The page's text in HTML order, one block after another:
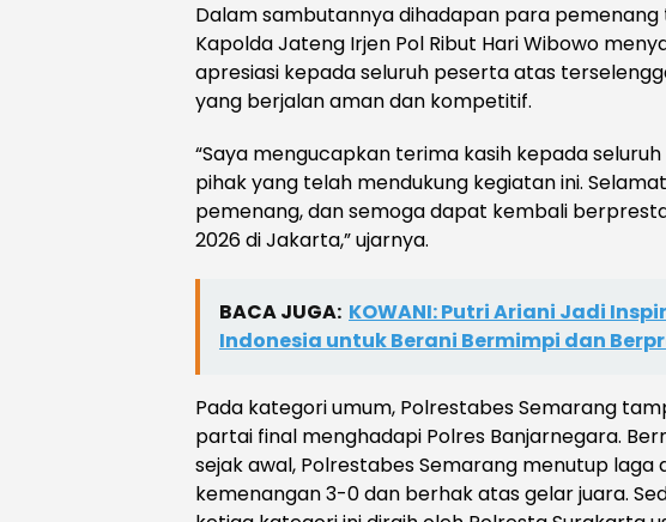
Dalam sambutannya dihadapan para pemenang
Kapolda Jateng Irjen Pol Ribut Hari Wibowo
apresiasi kepada seluruh peserta atas
yang berjalan aman dan kompetitif.
“Saya mengucapkan terima kasih kepada
pihak yang telah mendukung kegiatan ini.
pemenang, dan semoga dapat kembali
2026 di Jakarta,” ujarnya.
BACA JUGA: KOWANI: Putri Ariani Jadi
Indonesia untuk Berani Bermimpi dan
Pada kategori umum, Polrestabes Semarang
partai final menghadapi Polres Banjarnegara.
sejak awal, Polrestabes Semarang menutup laga
kemenangan 3-0 dan berhak atas gelar juara.